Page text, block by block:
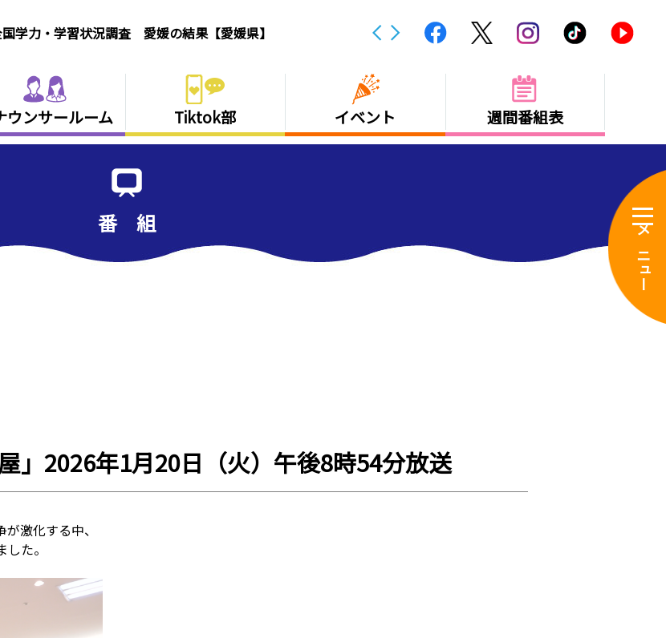
学力・学習状況調査 愛媛の結果【愛媛県】 NEWS 災害弱者の避難は？トイレカーも【愛
メニュー
ウンサールーム Tiktok部 イベント 週間番組表
番 組
」2026年1月20日（火）午後8時54分放送
激化する中、
た。